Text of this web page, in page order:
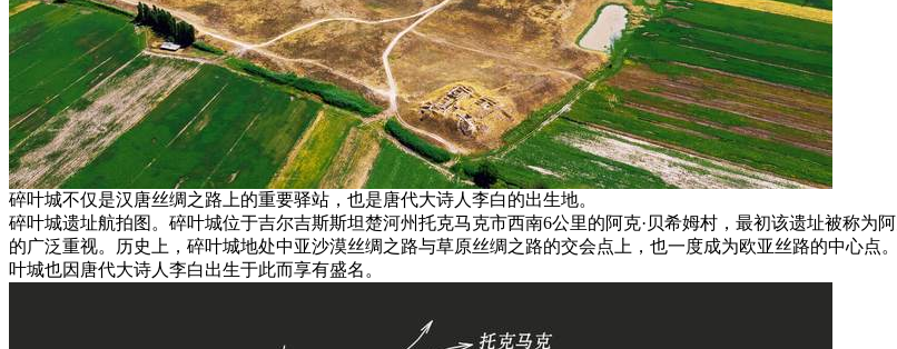
碎叶城不仅是汉唐丝绸之路上的重要驿站，也是唐代大诗人李白的出生地。
碎叶城遗址航拍图。碎叶城位于吉尔吉斯斯坦楚河州托克马克市西南6公里的阿克·贝希姆村，最初该遗址被称为
的广泛重视。历史上，碎叶城地处中亚沙漠丝绸之路与草原丝绸之路的交会点上，也一度成为欧亚丝路的中心
叶城也因唐代大诗人李白出生于此而享有盛名。